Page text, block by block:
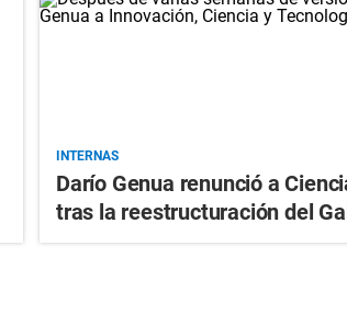
INTERNAS
Darío Genua renunció a
tras la reestructuración del